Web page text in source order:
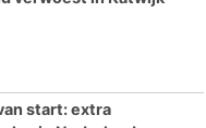
start: extra